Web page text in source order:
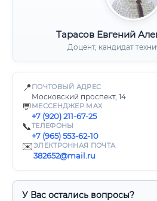
Тарасов Евгений
Доцент, кандидат
📍 ПОЧТОВЫЙ АДРЕС
Московский проспект, 14
💬 МЕССЕНДЖЕР MAX
+7 (920) 211-67-25
📞ТЕЛЕФОНЫ
+7 (965) 553-62-10
✉️ЭЛЕКТРОННАЯ ПОЧТА
382652@mail.ru
У Вас остались вопросы?